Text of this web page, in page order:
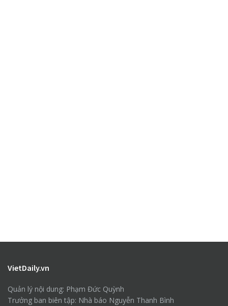
VietDaily.vn
Quản lý nội dung: Phạm Đức Quỳnh
Trưởng ban biên tập: Nhà báo Nguyễn Thanh Bình